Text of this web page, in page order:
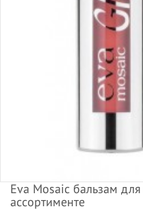
Eva Mosaic бальзам для
ассортименте